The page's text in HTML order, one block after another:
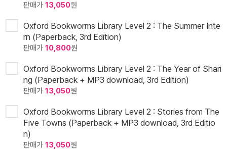
판매가 13,050원
Oxford Bookworms Library Level 2 : The Summer Inte
rn (Paperback, 3rd Edition)
판매가 10,800원
Oxford Bookworms Library Level 2 : The Year of Shari
ng (Paperback + MP3 download, 3rd Edition)
판매가 13,050원
Oxford Bookworms Library Level 2 : Stories from The
Five Towns (Paperback + MP3 download, 3rd Editio
n)
판매가 13,050원